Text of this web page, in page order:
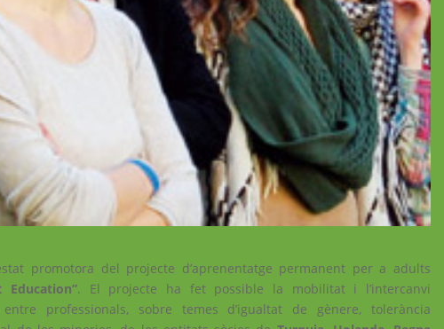
promotora del projecte d’aprenentatge permanent per a adults
. El projecte ha fet possible la mobilitat i l’intercanvi
professionals, sobre temes d’igualtat de gènere, tolerància